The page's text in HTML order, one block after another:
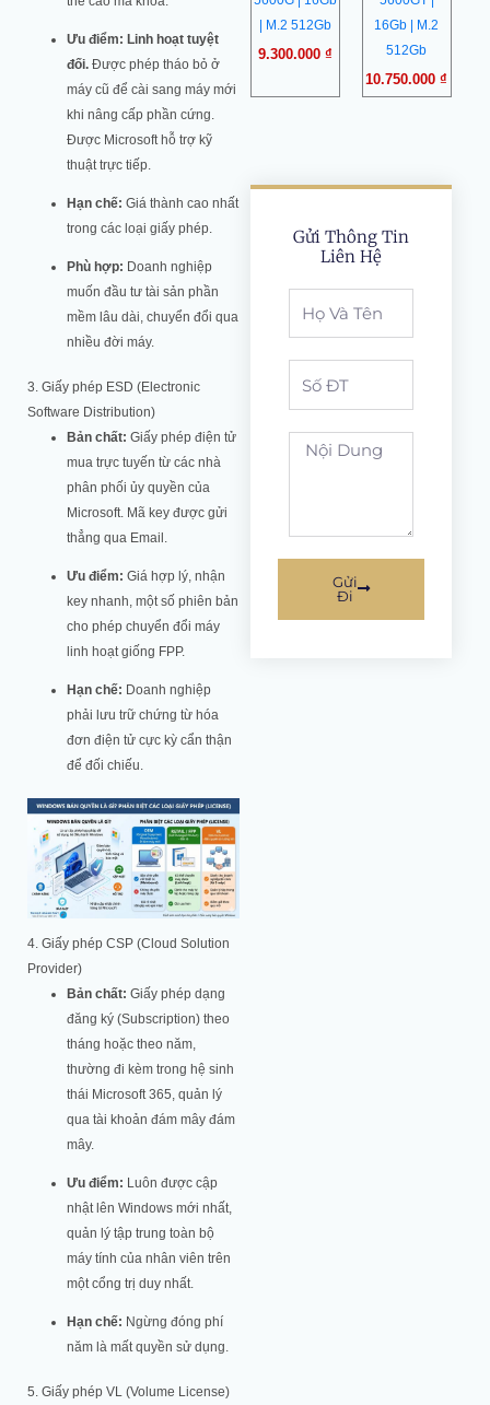
Ưu điểm: Linh hoạt tuyệt
đối. Được phép tháo bỏ ở
máy cũ để cài sang máy mới
khi nâng cấp phần cứng.
Được Microsoft hỗ trợ kỹ
thuật trực tiếp.
Hạn chế: Giá thành cao nhất
trong các loại giấy phép.
Phù hợp: Doanh nghiệp
muốn đầu tư tài sản phần
mềm lâu dài, chuyển đổi qua
nhiều đời máy.
3. Giấy phép ESD (Electronic
Software Distribution)
Bản chất: Giấy phép điện tử
mua trực tuyến từ các nhà
phân phối ủy quyền của
Microsoft. Mã key được gửi
thẳng qua Email.
Ưu điểm: Giá hợp lý, nhận
key nhanh, một số phiên bản
cho phép chuyển đổi máy
linh hoạt giống FPP.
Hạn chế: Doanh nghiệp
phải lưu trữ chứng từ hóa
đơn điện tử cực kỳ cẩn thận
để đối chiếu.
4. Giấy phép CSP (Cloud Solution
Provider)
Bản chất: Giấy phép dạng
đăng ký (Subscription) theo
tháng hoặc theo năm,
thường đi kèm trong hệ sinh
thái Microsoft 365, quản lý
qua tài khoản đám mây đám
mây.
Ưu điểm: Luôn được cập
nhật lên Windows mới nhất,
quản lý tập trung toàn bộ
máy tính của nhân viên trên
một cổng trị duy nhất.
Hạn chế: Ngừng đóng phí
năm là mất quyền sử dụng.
5. Giấy phép VL (Volume License)
| M.2 512Gb
9.300.000 ₫
16Gb | M.2
512Gb
10.750.000₫
Gửi Thông Tin
Liên Hệ
Name
noi
Gửi
Đi